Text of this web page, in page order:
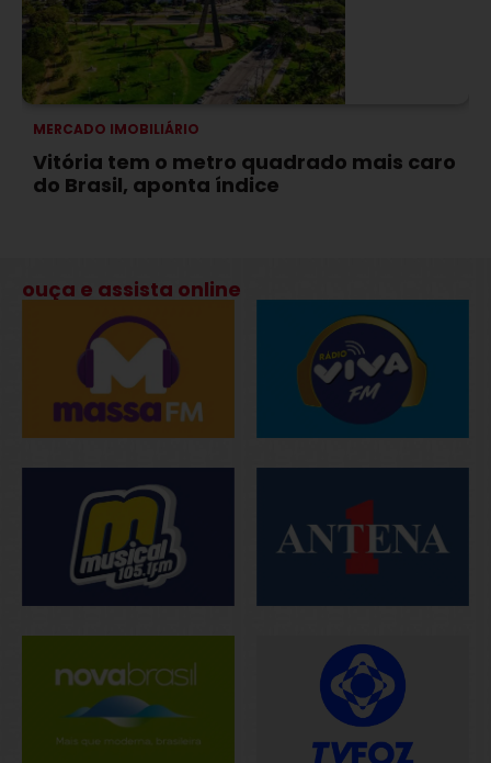
MERCADO IMOBILIÁRIO
Vitória tem o metro quadrado mais caro
do Brasil, aponta índice
ouça e assista online